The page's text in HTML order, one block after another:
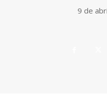
9 de